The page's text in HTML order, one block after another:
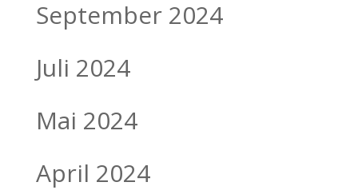
September 2024
Juli 2024
Mai 2024
April 2024